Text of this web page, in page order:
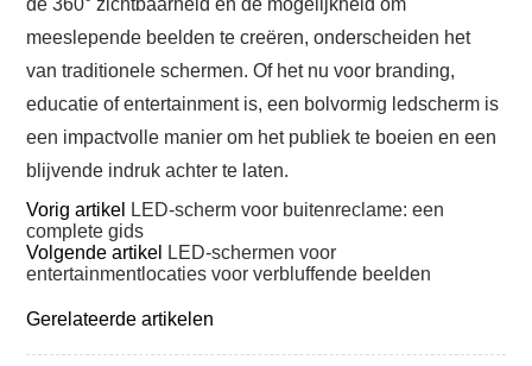
de 360° zichtbaarheid en de mogelijkheid om
meeslepende beelden te creëren, onderscheiden het
van traditionele schermen. Of het nu voor branding,
educatie of entertainment is, een bolvormig ledscherm is
een impactvolle manier om het publiek te boeien en een
blijvende indruk achter te laten.
Vorig artikel
LED-scherm voor buitenreclame: een
complete gids
Volgende artikel
LED-schermen voor
entertainmentlocaties voor verbluffende beelden
Gerelateerde artikelen